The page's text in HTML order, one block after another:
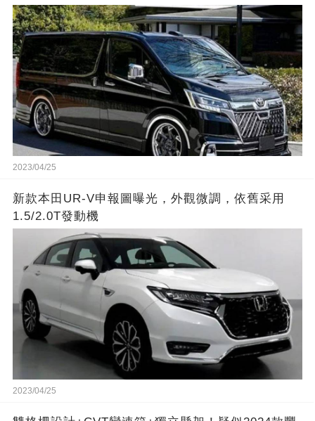
2023/04/25
新款本田UR-V申報圖曝光，外觀微調，依舊采用
1.5/2.0T發動機
2023/04/25